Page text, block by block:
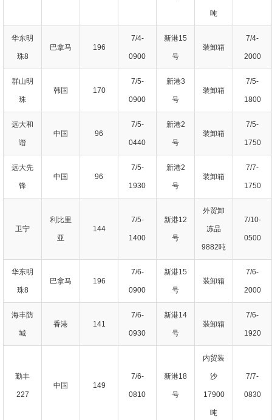
吨
华东明
珠8
巴拿马 196
7/4-
0900
新港15
号
装卸箱
7/4-
2000
群山明
珠
韩国 170
7/5-
0900
新港3
号
装卸箱
7/5-
1800
远大和
谐
中国 96
7/5-
0440
新港2
号
装卸箱
7/5-
1750
远大先
锋
中国 96
7/5-
1930
新港2
号
装卸箱
7/7-
1750
卫宁
利比里
亚
144
7/5-
1400
新港12
号
外贸卸
冻品
9882吨
7/10-
0500
华东明
珠8
巴拿马 196
7/6-
0900
新港15
号
装卸箱
7/6-
2000
海丰防
城
香港 141
7/6-
0930
新港14
号
装卸箱
7/6-
1920
勤丰
227
中国 149
7/6-
0810
新港18
号
内贸装
沙
17900
吨
7/7-
0830